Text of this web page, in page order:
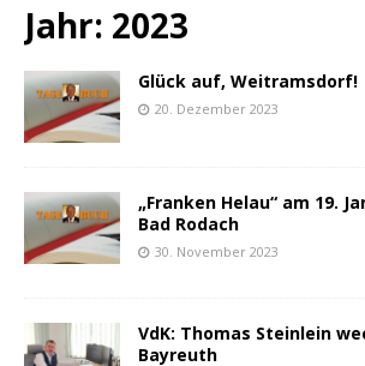
Jahr: 2023
Glück auf, Weitramsdorf!
20. Dezember 2023
„Franken Helau“ am 19.
Bad Rodach
30. November 2023
VdK: Thomas Steinlein
Bayreuth